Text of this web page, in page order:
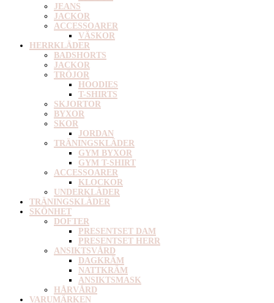
JEANS
JACKOR
ACCESSOARER
VÄSKOR
HERRKLÄDER
BADSHORTS
JACKOR
TRÖJOR
HOODIES
T-SHIRTS
SKJORTOR
BYXOR
SKOR
JORDAN
TRÄNINGSKLÄDER
GYM BYXOR
GYM T-SHIRT
ACCESSOARER
KLOCKOR
UNDERKLÄDER
TRÄNINGSKLÄDER
SKÖNHET
DOFTER
PRESENTSET DAM
PRESENTSET HERR
ANSIKTSVÅRD
DAGKRÄM
NATTKRÄM
ANSIKTSMASK
HÅRVÅRD
VARUMÄRKEN